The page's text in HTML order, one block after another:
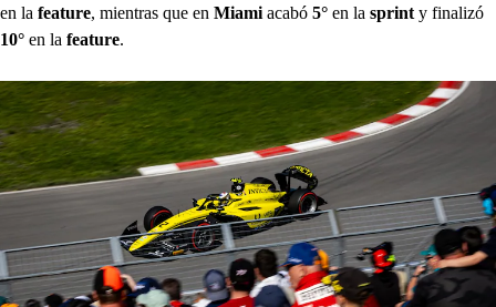
en la feature, mientras que en Miami acabó 5° en la sprint y finalizó
10° en la feature.